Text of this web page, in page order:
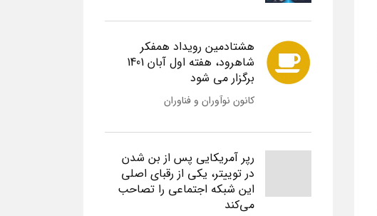
هشتادمین رویداد همفکر
شاهرود، هفته اول آبان 1401
برگزار می شود
کانون نوآوران و فناوران
رپر آمریکایی پس از بن شدن
در توییتر، یکی از رقبای اصلی
این شبکه اجتماعی را تصاحب
می‌کند